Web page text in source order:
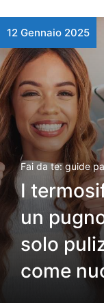
12 Gennaio 2025
Fai da te: guide
I
un
solo
come